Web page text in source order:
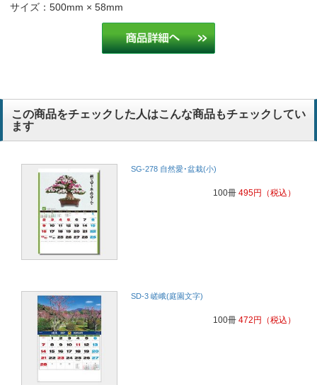
サイズ：500mm × 58mm
この商品をチェックした人はこんな商品もチェックしてい
ます
SG-278 自然愛･盆栽(小)
100冊 495円 （税込）
SD-3 嵯峨(庭園文字)
100冊 472円 （税込）